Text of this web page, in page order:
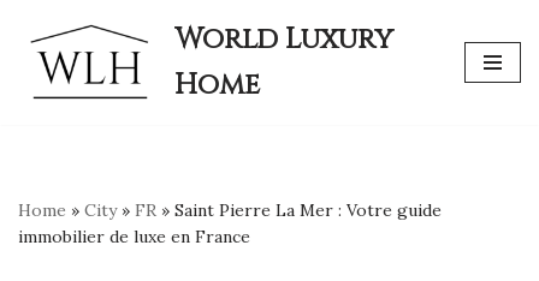
Skip
to
World Luxury
Home
Home » City» FR » Saint Pierre La Mer : Votre guide
immobilier de luxe en France